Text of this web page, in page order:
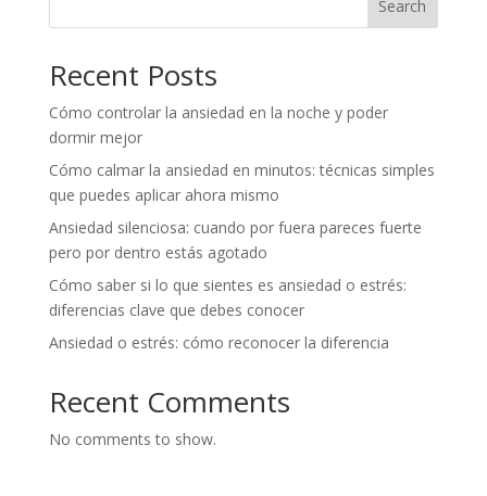
Search
Recent Posts
Cómo controlar la ansiedad en la noche y poder
dormir mejor
Cómo calmar la ansiedad en minutos: técnicas simples
que puedes aplicar ahora mismo
Ansiedad silenciosa: cuando por fuera pareces fuerte
pero por dentro estás agotado
Cómo saber si lo que sientes es ansiedad o estrés:
diferencias clave que debes conocer
Ansiedad o estrés: cómo reconocer la diferencia
Recent Comments
No comments to show.